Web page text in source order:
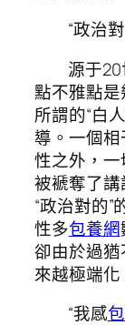
“政治
源于
點不雅點
所謂的“白
導。一個
性之外，一
被褫奪了講
“政治對的”
性多包養網
卻由於過
來越極端化
“我感